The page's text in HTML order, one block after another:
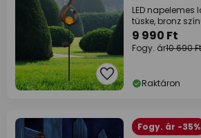
LED
tüske, bronz
9 990 Ft
Fogy. ár10 690 Ft
Raktáron
Fogy. ár -35%